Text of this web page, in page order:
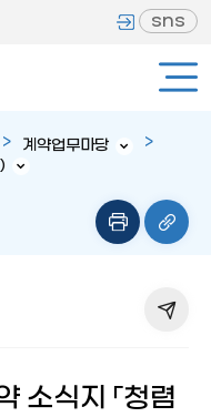
sns
계약업무마당
소식지 「청렴